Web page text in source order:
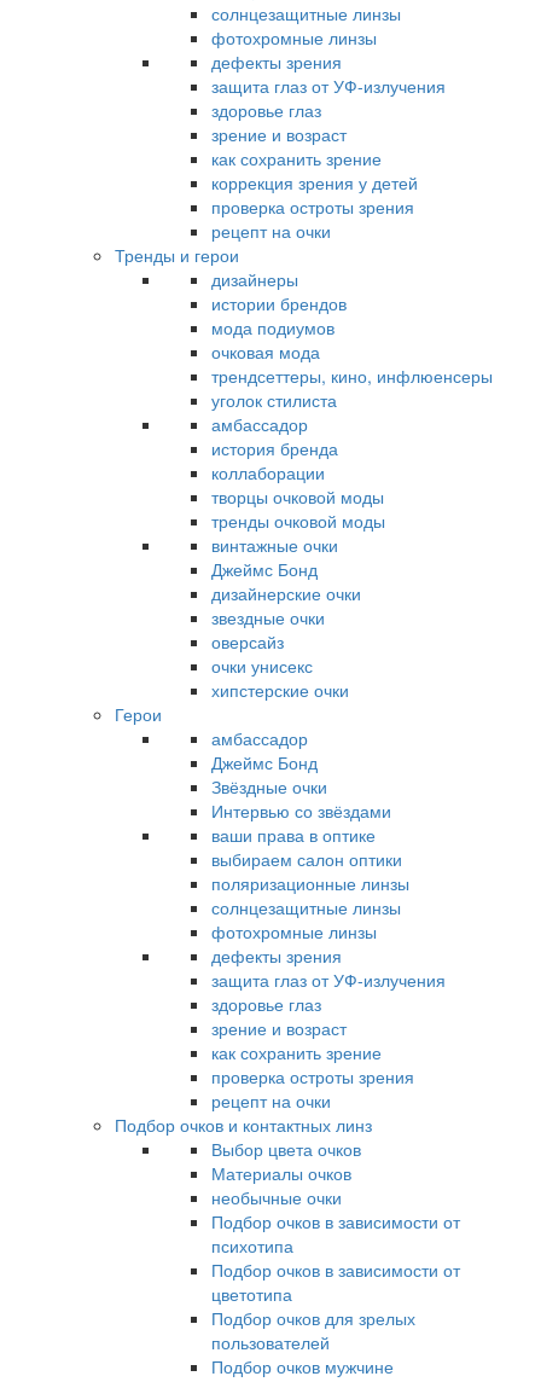
солнцезащитные линзы
фотохромные линзы
дефекты зрения
защита глаз от УФ-излучения
здоровье глаз
зрение и возраст
как сохранить зрение
коррекция зрения у детей
проверка остроты зрения
рецепт на очки
Тренды и герои
дизайнеры
истории брендов
мода подиумов
очковая мода
трендсеттеры, кино, инфлюенсеры
уголок стилиста
амбассадор
история бренда
коллаборации
творцы очковой моды
тренды очковой моды
винтажные очки
Джеймс Бонд
дизайнерские очки
звездные очки
оверсайз
очки унисекс
хипстерские очки
Герои
амбассадор
Джеймс Бонд
Звёздные очки
Интервью со звёздами
ваши права в оптике
выбираем салон оптики
поляризационные линзы
солнцезащитные линзы
фотохромные линзы
дефекты зрения
защита глаз от УФ-излучения
здоровье глаз
зрение и возраст
как сохранить зрение
проверка остроты зрения
рецепт на очки
Подбор очков и контактных линз
Выбор цвета очков
Материалы очков
необычные очки
Подбор очков в зависимости от
психотипа
Подбор очков в зависимости от
цветотипа
Подбор очков для зрелых
пользователей
Подбор очков мужчине